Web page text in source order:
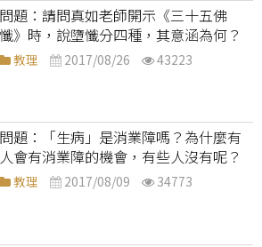
請問真如老師開示《三十五佛
懺》時，說墮懺分四種，其意涵為何？
教理 2017/08/26 43223
「生病」是消業障嗎？為什麼有
人會有消業障的機會，有些人沒有呢？
教理 2017/08/09 34773